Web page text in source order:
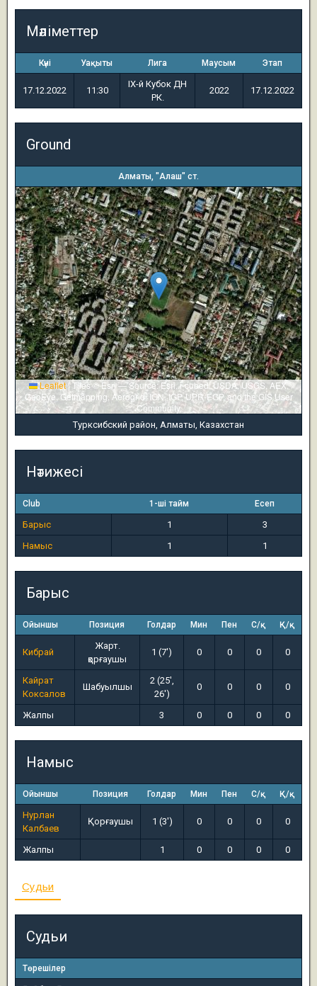
Мәліметтер
Күні Уақыты Лига Маусым Этап
17.12.2022 11:30
IX-й Кубок ДН
РК.
2022 17.12.2022
Ground
Алматы, "Алаш" ст.
Leaflet |Tiles © Esri — Source: Esri, i-cubed, USDA, USGS, AEX,
GeoEye, Getmapping, Aerogrid, IGN, IGP, UPR-EGP, and the GIS User
Community
Турксибский район, Алматы, Казахстан
Нәтижесі
Club 1-ші тайм Есеп
Барыс 1
3
Намыс
1 1
Барыс
Ойыншы Позиция Голдар Мин Пен С/қ Қ/қ
Кибрай
Жарт.
қорғаушы
1 (7') 0 0 0 0
Кайрат
Коксалов
Шабуылшы
2 (25',
26')
0 0 0 0
Жалпы 3 0 0 0 0
Намыс
Ойыншы Позиция Голдар Мин Пен С/қ Қ/қ
Нурлан
Калбаев
Қорғаушы 1 (3') 0 0 0 0
Жалпы 1 0 0 0 0
Судьи
Судьи
Төрешілер